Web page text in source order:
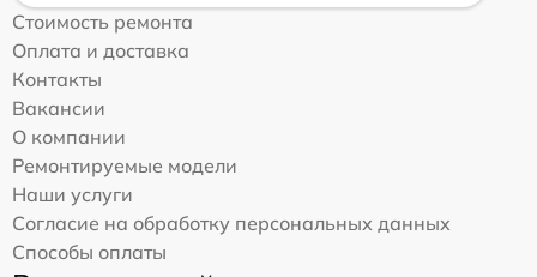
Стоимость ремонта
Оплата и доставка
Контакты
Вакансии
О компании
Ремонтируемые модели
Наши услуги
Согласие на обработку персональных данных
Способы оплаты